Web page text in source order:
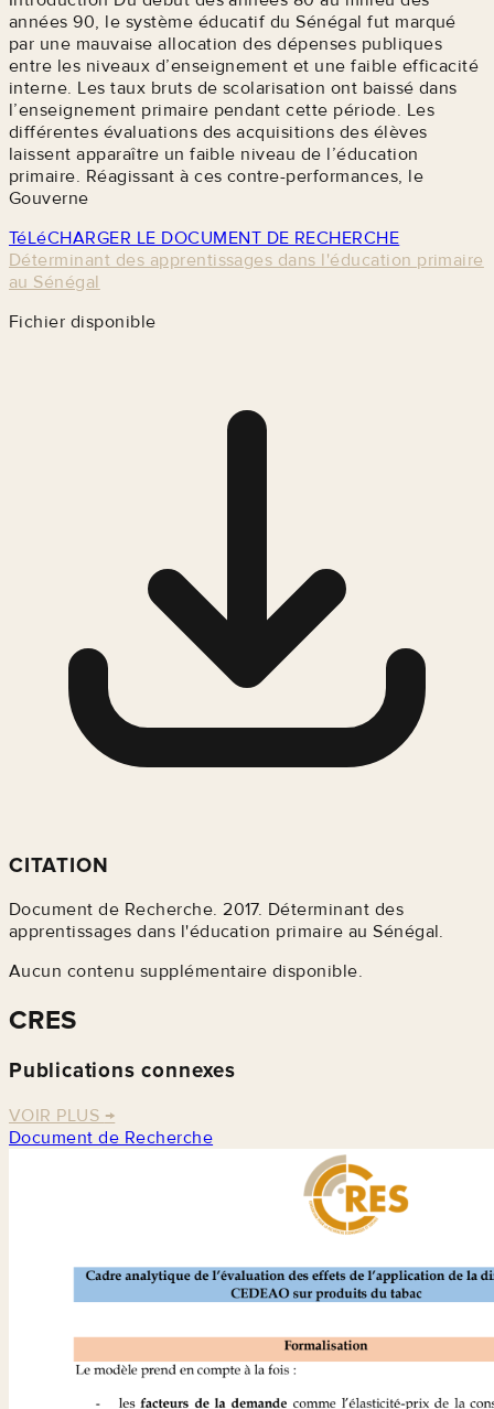
années 90, le système éducatif du Sénégal fut marqué
par une mauvaise allocation des dépenses publiques
entre les niveaux d’enseignement et une faible efficacité
interne. Les taux bruts de scolarisation ont baissé dans
l’enseignement primaire pendant cette période. Les
différentes évaluations des acquisitions des élèves
laissent apparaître un faible niveau de l’éducation
primaire. Réagissant à ces contre-performances, le
Gouverne
TéLéCHARGER LE DOCUMENT DE RECHERCHE
Déterminant des apprentissages dans l'éducation primaire
au Sénégal
Fichier disponible
CITATION
Document de Recherche. 2017. Déterminant des
apprentissages dans l'éducation primaire au Sénégal.
Aucun contenu supplémentaire disponible.
CRES
Publications connexes
VOIR PLUS →
Document de Recherche